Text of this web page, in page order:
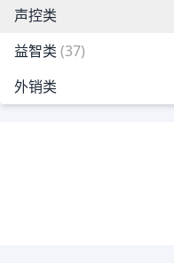
声控类
益智类 (37)
外销类